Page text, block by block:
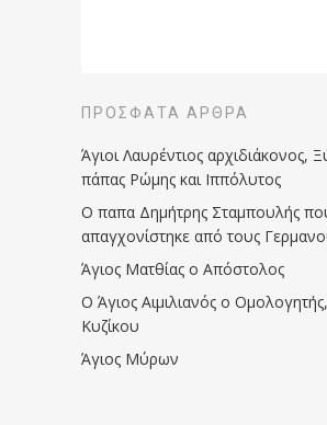
ΠΡΌΣΦΑΤΑ ΆΡΘΡΑ
Άγιοι Λαυρέντιος αρχιδιάκονος,
πάπας Ρώμης και Ιππόλυτος
Ο παπα Δημήτρης Σταμπουλής
απαγχονίστηκε από τους
Άγιος Ματθίας ο Απόστολος
Ο Άγιος Αιμιλιανός ο
Κυζίκου
Άγιος Μύρων